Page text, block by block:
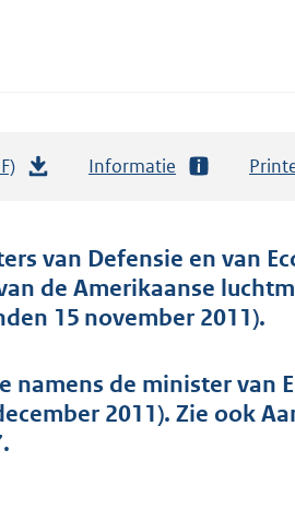
t
a
n
Informatie
van Defensie en van
de Amerikaanse
15 november 2011).
de minister van
2011). Zie ook